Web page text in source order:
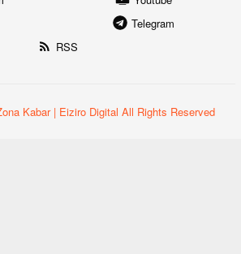
Telegram
RSS
Kabar | Eiziro Digital All Rights Reserved